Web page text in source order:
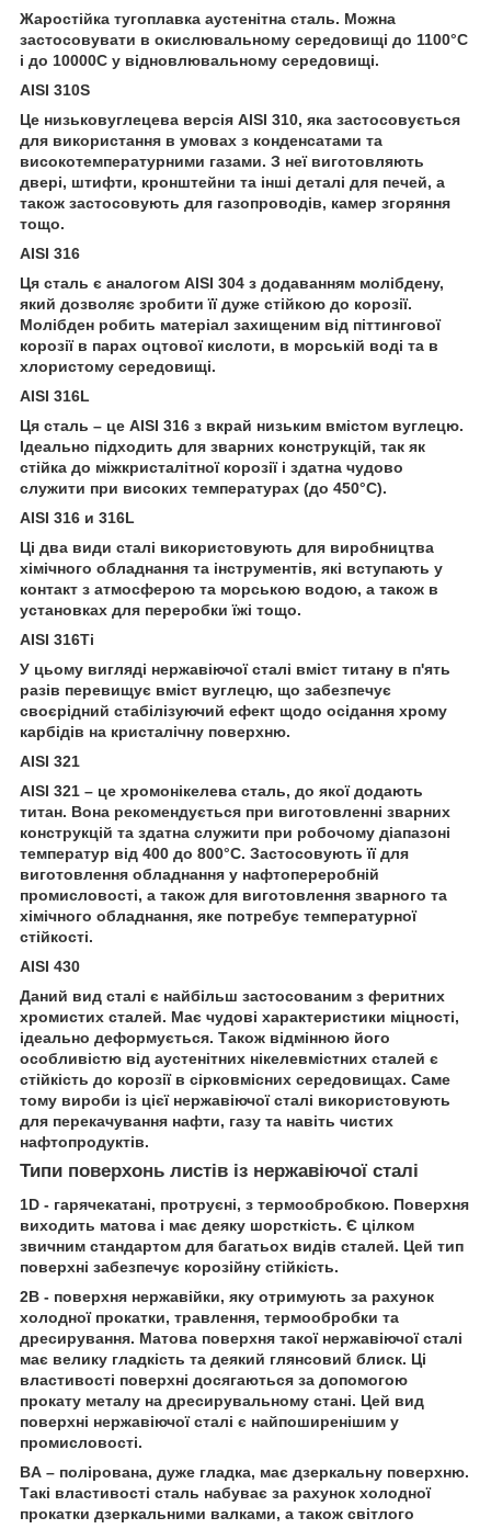
Жаростійка тугоплавка аустенітна сталь. Можна
застосовувати в окислювальному середовищі до 1100°С
і до 10000С у відновлювальному середовищі.
AISI 310S
Це низьковуглецева версія AISI 310, яка застосовується
для використання в умовах з конденсатами та
високотемпературними газами. З неї виготовляють
двері, штифти, кронштейни та інші деталі для печей, а
також застосовують для газопроводів, камер згоряння
тощо.
AISI 316
Ця сталь є аналогом AISI 304 з додаванням молібдену,
який дозволяє зробити її дуже стійкою до корозії.
Молібден робить матеріал захищеним від піттингової
корозії в парах оцтової кислоти, в морській воді та в
хлористому середовищі.
AISI 316L
Ця сталь – це AISI 316 з вкрай низьким вмістом вуглецю.
Ідеально підходить для зварних конструкцій, так як
стійка до міжкристалітної корозії і здатна чудово
служити при високих температурах (до 450°С).
AISI 316 и 316L
Ці два види сталі використовують для виробництва
хімічного обладнання та інструментів, які вступають у
контакт з атмосферою та морською водою, а також в
установках для переробки їжі тощо.
AISI 316Ti
У цьому вигляді нержавіючої сталі вміст титану в п'ять
разів перевищує вміст вуглецю, що забезпечує
своєрідний стабілізуючий ефект щодо осідання хрому
карбідів на кристалічну поверхню.
AISI 321
AISI 321 – це хромонікелева сталь, до якої додають
титан. Вона рекомендується при виготовленні зварних
конструкцій та здатна служити при робочому діапазоні
температур від 400 до 800°С. Застосовують її для
виготовлення обладнання у нафтопереробній
промисловості, а також для виготовлення зварного та
хімічного обладнання, яке потребує температурної
стійкості.
AISI 430
Даний вид сталі є найбільш застосованим з феритних
хромистих сталей. Має чудові характеристики міцності,
ідеально деформується. Також відмінною його
особливістю від аустенітних нікелевмістних сталей є
стійкість до корозії в сірковмісних середовищах. Саме
тому вироби із цієї нержавіючої сталі використовують
для перекачування нафти, газу та навіть чистих
нафтопродуктів.
Типи поверхонь листів із нержавіючої сталі
1D - гарячекатані, протруєні, з термообробкою. Поверхня
виходить матова і має деяку шорсткість. Є цілком
звичним стандартом для багатьох видів сталей. Цей тип
поверхні забезпечує корозійну стійкість.
2В - поверхня нержавійки, яку отримують за рахунок
холодної прокатки, травлення, термообробки та
дресирування. Матова поверхня такої нержавіючої сталі
має велику гладкість та деякий глянсовий блиск. Ці
властивості поверхні досягаються за допомогою
прокату металу на дресирувальному стані. Цей вид
поверхні нержавіючої сталі є найпоширенішим у
промисловості.
BA – полірована, дуже гладка, має дзеркальну поверхню.
Такі властивості сталь набуває за рахунок холодної
прокатки дзеркальними валками, а також світлого